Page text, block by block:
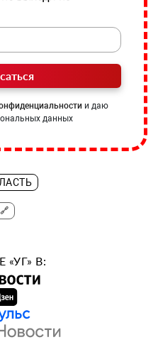
и даю
данных
🔗
«УГ» В: